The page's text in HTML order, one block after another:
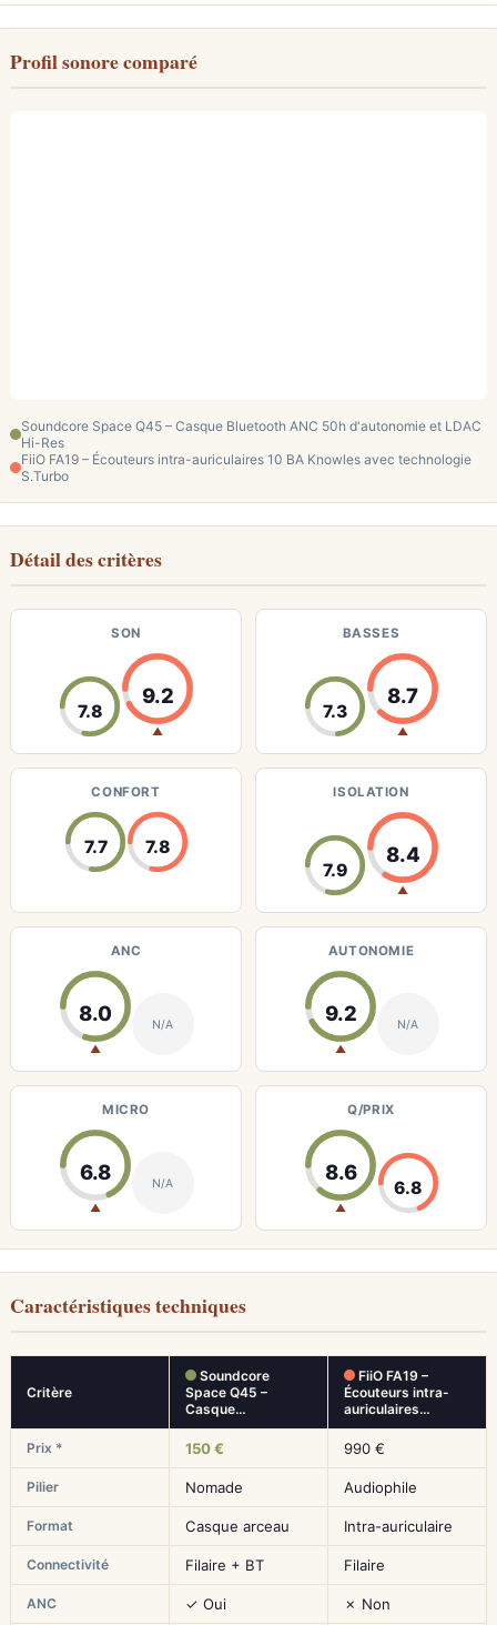
Profil sonore comparé
Soundcore Space Q45 – Casque Bluetooth ANC 50h d'autonomie et LDAC
Hi-Res
FiiO FA19 – Écouteurs intra-auriculaires 10 BA Knowles avec technologie
S.Turbo
Détail des critères
SON
7.8
9.2
▲
BASSES
7.3
8.7
▲
CONFORT
7.7 7.8
ISOLATION
7.9
8.4
▲
ANC
8.0
▲
N/A
AUTONOMIE
9.2
▲
N/A
MICRO
6.8
▲
N/A
Q/PRIX
8.6
▲
6.8
Caractéristiques techniques
Critère
Soundcore
Space Q45 –
Casque…
FiiO FA19 –
Écouteurs intra-
auriculaires…
Prix * 150 € 990 €
Pilier Nomade Audiophile
Format Casque arceau Intra-auriculaire
Connectivité Filaire + BT Filaire
ANC ✓ Oui ✗ Non